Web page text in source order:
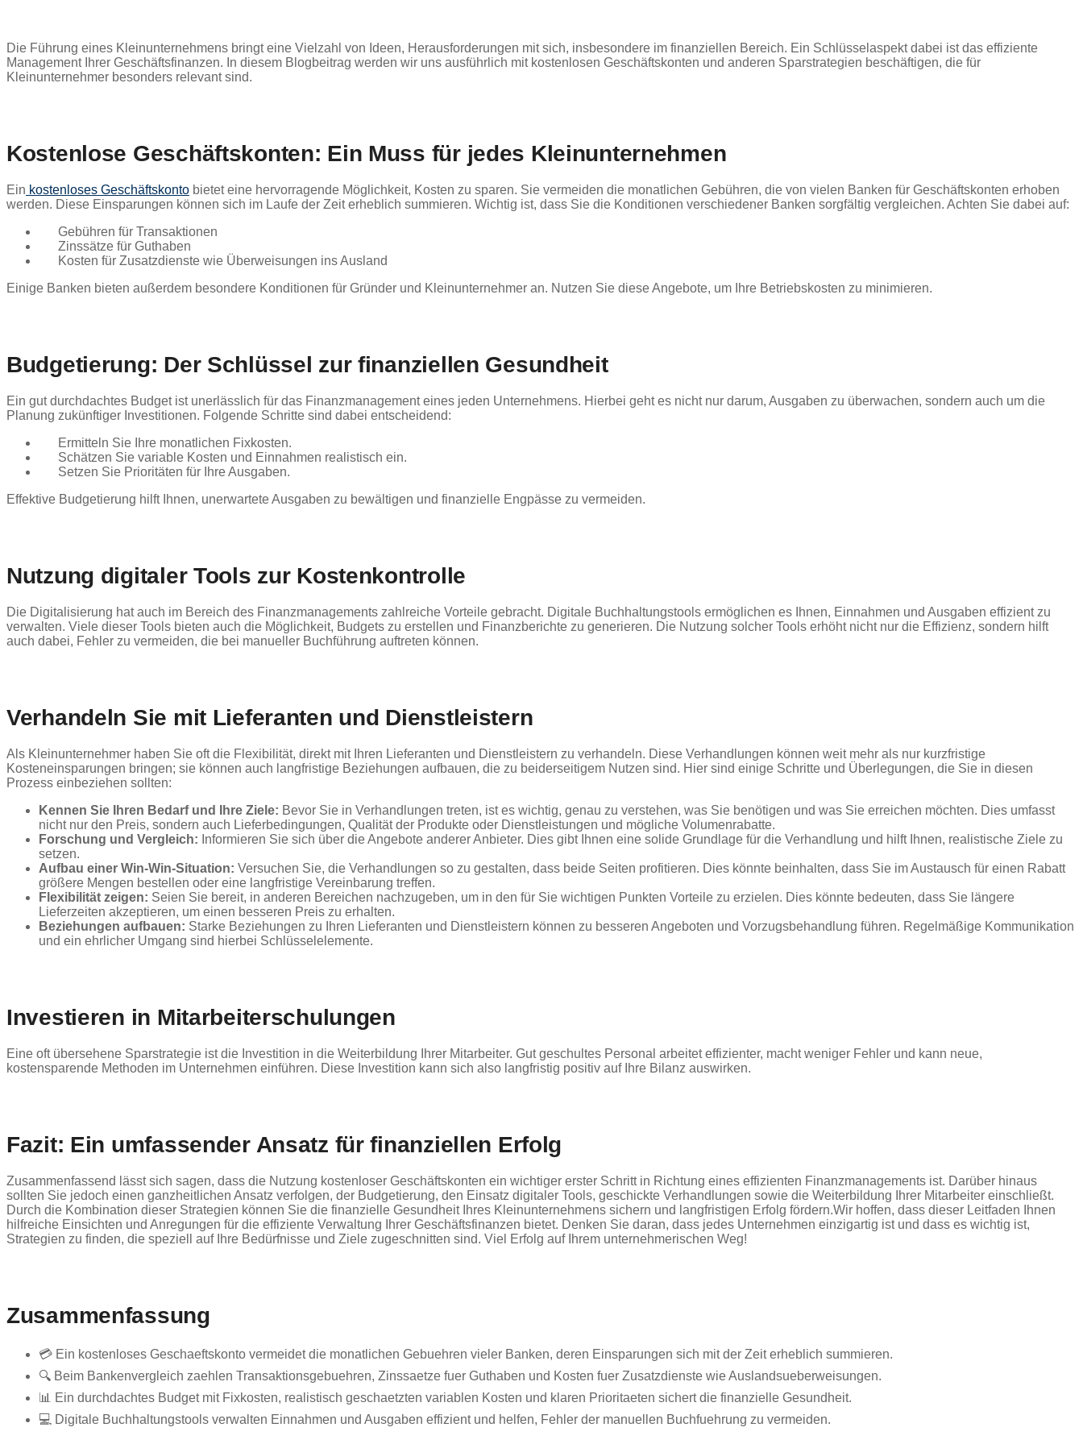
Die Führung eines Kleinunternehmens bringt eine Vielzahl von Ideen, Herausforderungen mit sich, insbesondere im finanziellen Bereich. Ein Schlüsselaspekt dabei ist das effiziente
Management Ihrer Geschäftsfinanzen. In diesem Blogbeitrag werden wir uns ausführlich mit kostenlosen Geschäftskonten und anderen Sparstrategien beschäftigen, die für
Kleinunternehmer besonders relevant sind.
Kostenlose Geschäftskonten: Ein Muss für jedes Kleinunternehmen
Ein kostenloses Geschäftskonto bietet eine hervorragende Möglichkeit, Kosten zu sparen. Sie vermeiden die monatlichen Gebühren, die von vielen Banken für Geschäftskonten erhoben
werden. Diese Einsparungen können sich im Laufe der Zeit erheblich summieren. Wichtig ist, dass Sie die Konditionen verschiedener Banken sorgfältig vergleichen. Achten Sie dabei auf:
Gebühren für Transaktionen
Zinssätze für Guthaben
Kosten für Zusatzdienste wie Überweisungen ins Ausland
Einige Banken bieten außerdem besondere Konditionen für Gründer und Kleinunternehmer an. Nutzen Sie diese Angebote, um Ihre Betriebskosten zu minimieren.
Budgetierung: Der Schlüssel zur finanziellen Gesundheit
Ein gut durchdachtes Budget ist unerlässlich für das Finanzmanagement eines jeden Unternehmens. Hierbei geht es nicht nur darum, Ausgaben zu überwachen, sondern auch um die
Planung zukünftiger Investitionen. Folgende Schritte sind dabei entscheidend:
Ermitteln Sie Ihre monatlichen Fixkosten.
Schätzen Sie variable Kosten und Einnahmen realistisch ein.
Setzen Sie Prioritäten für Ihre Ausgaben.
Effektive Budgetierung hilft Ihnen, unerwartete Ausgaben zu bewältigen und finanzielle Engpässe zu vermeiden.
Nutzung digitaler Tools zur Kostenkontrolle
Die Digitalisierung hat auch im Bereich des Finanzmanagements zahlreiche Vorteile gebracht. Digitale Buchhaltungstools ermöglichen es Ihnen, Einnahmen und Ausgaben effizient zu
verwalten. Viele dieser Tools bieten auch die Möglichkeit, Budgets zu erstellen und Finanzberichte zu generieren. Die Nutzung solcher Tools erhöht nicht nur die Effizienz, sondern hilft
auch dabei, Fehler zu vermeiden, die bei manueller Buchführung auftreten können.
Verhandeln Sie mit Lieferanten und Dienstleistern
Als Kleinunternehmer haben Sie oft die Flexibilität, direkt mit Ihren Lieferanten und Dienstleistern zu verhandeln. Diese Verhandlungen können weit mehr als nur kurzfristige
Kosteneinsparungen bringen; sie können auch langfristige Beziehungen aufbauen, die zu beiderseitigem Nutzen sind. Hier sind einige Schritte und Überlegungen, die Sie in diesen
Prozess einbeziehen sollten:
Kennen Sie Ihren Bedarf und Ihre Ziele: Bevor Sie in Verhandlungen treten, ist es wichtig, genau zu verstehen, was Sie benötigen und was Sie erreichen möchten. Dies umfasst
nicht nur den Preis, sondern auch Lieferbedingungen, Qualität der Produkte oder Dienstleistungen und mögliche Volumenrabatte.
Forschung und Vergleich: Informieren Sie sich über die Angebote anderer Anbieter. Dies gibt Ihnen eine solide Grundlage für die Verhandlung und hilft Ihnen, realistische Ziele zu
setzen.
Aufbau einer Win-Win-Situation: Versuchen Sie, die Verhandlungen so zu gestalten, dass beide Seiten profitieren. Dies könnte beinhalten, dass Sie im Austausch für einen Rabatt
größere Mengen bestellen oder eine langfristige Vereinbarung treffen.
Flexibilität zeigen: Seien Sie bereit, in anderen Bereichen nachzugeben, um in den für Sie wichtigen Punkten Vorteile zu erzielen. Dies könnte bedeuten, dass Sie längere
Lieferzeiten akzeptieren, um einen besseren Preis zu erhalten.
Beziehungen aufbauen: Starke Beziehungen zu Ihren Lieferanten und Dienstleistern können zu besseren Angeboten und Vorzugsbehandlung führen. Regelmäßige Kommunikation
und ein ehrlicher Umgang sind hierbei Schlüsselelemente.
Investieren in Mitarbeiterschulungen
Eine oft übersehene Sparstrategie ist die Investition in die Weiterbildung Ihrer Mitarbeiter. Gut geschultes Personal arbeitet effizienter, macht weniger Fehler und kann neue,
kostensparende Methoden im Unternehmen einführen. Diese Investition kann sich also langfristig positiv auf Ihre Bilanz auswirken.
Fazit: Ein umfassender Ansatz für finanziellen Erfolg
Zusammenfassend lässt sich sagen, dass die Nutzung kostenloser Geschäftskonten ein wichtiger erster Schritt in Richtung eines effizienten Finanzmanagements ist. Darüber hinaus
sollten Sie jedoch einen ganzheitlichen Ansatz verfolgen, der Budgetierung, den Einsatz digitaler Tools, geschickte Verhandlungen sowie die Weiterbildung Ihrer Mitarbeiter einschließt.
Durch die Kombination dieser Strategien können Sie die finanzielle Gesundheit Ihres Kleinunternehmens sichern und langfristigen Erfolg fördern.Wir hoffen, dass dieser Leitfaden Ihnen
hilfreiche Einsichten und Anregungen für die effiziente Verwaltung Ihrer Geschäftsfinanzen bietet. Denken Sie daran, dass jedes Unternehmen einzigartig ist und dass es wichtig ist,
Strategien zu finden, die speziell auf Ihre Bedürfnisse und Ziele zugeschnitten sind. Viel Erfolg auf Ihrem unternehmerischen Weg!
Zusammenfassung
💳 Ein kostenloses Geschaeftskonto vermeidet die monatlichen Gebuehren vieler Banken, deren Einsparungen sich mit der Zeit erheblich summieren.
🔍 Beim Bankenvergleich zaehlen Transaktionsgebuehren, Zinssaetze fuer Guthaben und Kosten fuer Zusatzdienste wie Auslandsueberweisungen.
📊 Ein durchdachtes Budget mit Fixkosten, realistisch geschaetzten variablen Kosten und klaren Prioritaeten sichert die finanzielle Gesundheit.
💻 Digitale Buchhaltungstools verwalten Einnahmen und Ausgaben effizient und helfen, Fehler der manuellen Buchfuehrung zu vermeiden.